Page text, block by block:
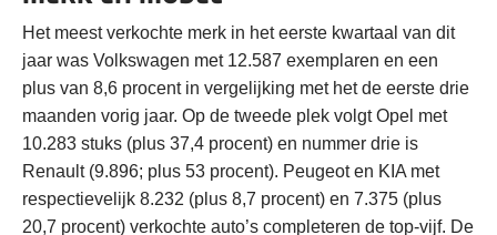
Het meest verkochte merk in het eerste kwartaal van dit
jaar was Volkswagen met 12.587 exemplaren en een
plus van 8,6 procent in vergelijking met het de eerste drie
maanden vorig jaar. Op de tweede plek volgt Opel met
10.283 stuks (plus 37,4 procent) en nummer drie is
Renault (9.896; plus 53 procent). Peugeot en KIA met
respectievelijk 8.232 (plus 8,7 procent) en 7.375 (plus
20,7 procent) verkochte auto’s completeren de top-vijf. De